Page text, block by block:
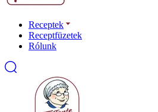
Receptek
Receptfüzetek
Rólunk